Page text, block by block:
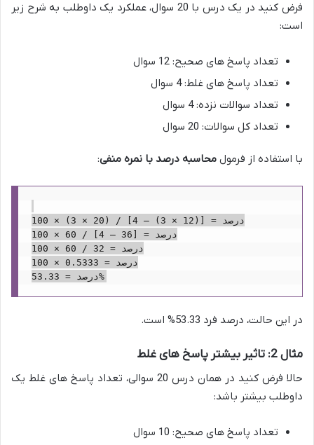
فرض کنید در یک درس با 20 سوال، عملکرد یک داوطلب به شرح زیر
است:
تعداد پاسخ های صحیح: 12 سوال
تعداد پاسخ های غلط: 4 سوال
تعداد سوالات نزده: 4 سوال
تعداد کل سوالات: 20 سوال
با استفاده از فرمول محاسبه درصد با نمره منفی:
درصد = [(12 × 3) – 4] / (20 × 3) × 100
درصد = [36 – 4] / 60 × 100
درصد = 32 / 60 × 100
درصد = 0.5333 × 100
درصد = 53.33%
در این حالت، درصد فرد 53.33% است.
مثال 2: تاثیر بیشتر پاسخ های غلط
حالا فرض کنید در همان درس 20 سوالی، تعداد پاسخ های غلط یک
داوطلب بیشتر باشد:
تعداد پاسخ های صحیح: 10 سوال